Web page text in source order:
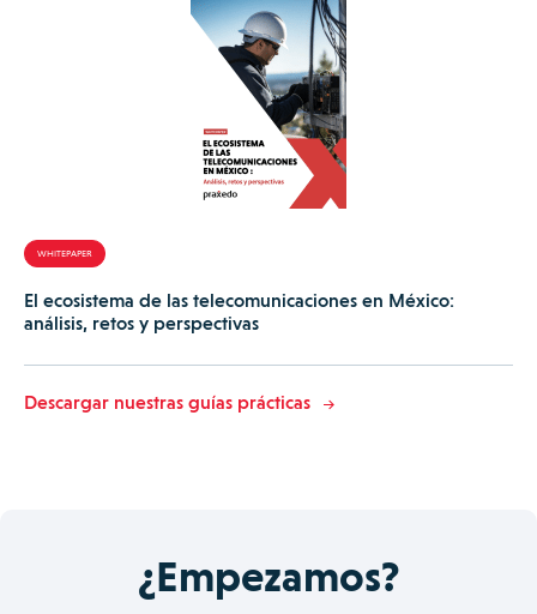
WHITEPAPER
El ecosistema de las telecomunicaciones en México:
análisis, retos y perspectivas
Descargar nuestras guías prácticas
¿Empezamos?